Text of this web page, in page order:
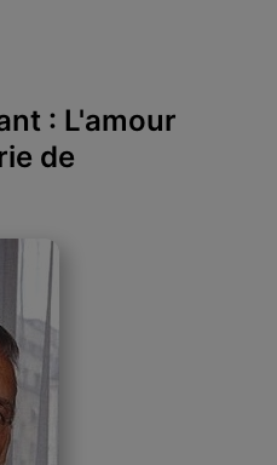
: L'amour
de